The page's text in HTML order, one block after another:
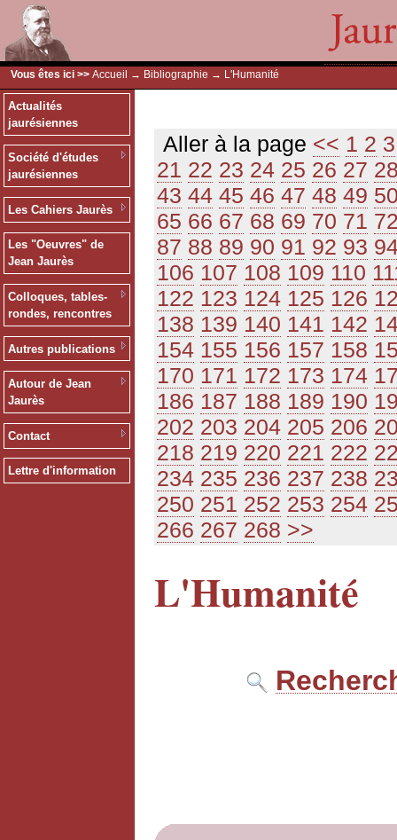
Vous êtes ici >> Accueil → Bibliographie → L'Humanité
Actualités
jaurésiennes
Société d'études
jaurésiennes
Les Cahiers Jaurès
Les "Oeuvres" de
Jean Jaurès
Colloques, tables-
rondes, rencontres
Autres publications
Autour de Jean
Jaurès
Contact
Lettre d'information
Aller à la page << 1 2 3
21 22 23 24 25 26 27
43 44 45 46 47 48 49
65 66 67 68 69 70 71
87 88 89 90 91 92 93
106 107 108 109 110
122 123 124 125 126
138 139 140 141 142
154 155 156 157 158
170 171 172 173 174
186 187 188 189 190
202 203 204 205 206
218 219 220 221 222
234 235 236 237 238
250 251 252 253 254
266 267 268 >>
L'Humanité